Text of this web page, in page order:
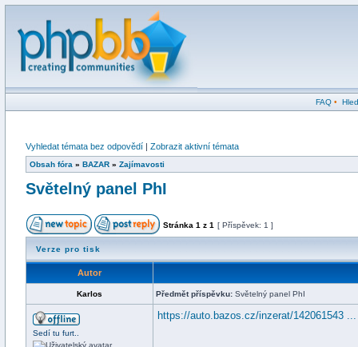
FAQ•
Vyhledat témata bez odpovědí | Zobrazit aktivní témata
Obsah fóra » BAZAR » Zajímavosti
Světelný panel PhI
Stránka 1 z 1 [ Příspěvek: 1 ]
Verze pro tisk
Autor
Karlos Předmět příspěvku: Světelný panel PhI
Sedí tu furt..
https://auto.bazos.cz/inzerat/142061543